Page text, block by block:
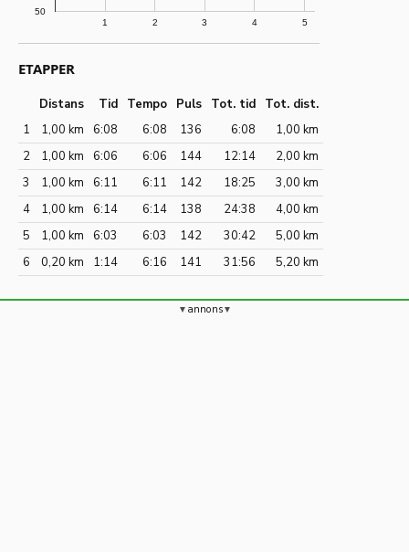
1 2 3 4 5
50
ETAPPER
Distans Tid Tempo Puls Tot. tid
Tot. dist.
1
1,00 km 6:08 6:08 136 6:08
1,00 km
2
1,00 km 6:06 6:06 144 12:14
2,00 km
3
1,00 km 6:11 6:11 142 18:25
3,00 km
4
1,00 km 6:14 6:14 138 24:38
4,00 km
5
1,00 km 6:03 6:03 142 30:42
5,00 km
6
0,20 km 1:14 6:16 141 31:56 5,20 km
annons